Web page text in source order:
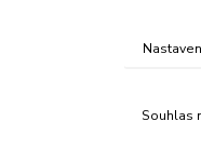
Díky kombinaci
dobré
pro konzervaci
/ks
Souhlas